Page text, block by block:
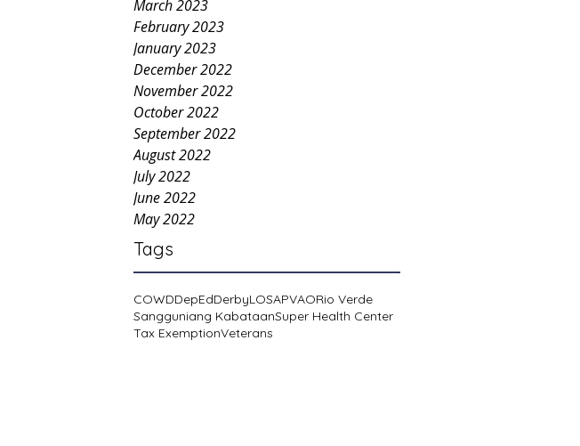
March 2023
February 2023
January 2023
December 2022
November 2022
October 2022
September 2022
August 2022
July 2022
June 2022
May 2022
Tags
COWDDepEdDerbyLOSAPVAORio Verde
Sangguniang KabataanSuper Health Center
Tax ExemptionVeterans